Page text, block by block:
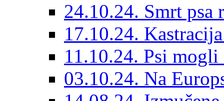
24.10.24. Smrt psa
17.10.24.
11.10.24. Psi
03.10.24. Na